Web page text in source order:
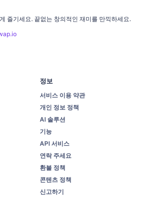
즐기세요. 끝없는 창의적인 재미를 만끽하세요.
정보
서비스 이용 약관
개인 정보 정책
AI 솔루션
기능
API 서비스
연락 주세요
환불 정책
콘텐츠 정책
신고하기